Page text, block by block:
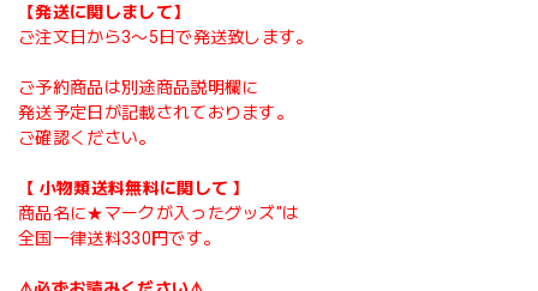
【発送に関しまして】
ご注文日から3〜5日で発送致します。
ご予約商品は別途商品説明欄に
発送予定日が記載されております。
ご確認ください。
【 小物類送料無料に関して 】
商品名に★マークが入ったグッズ"は
全国一律送料330円です。